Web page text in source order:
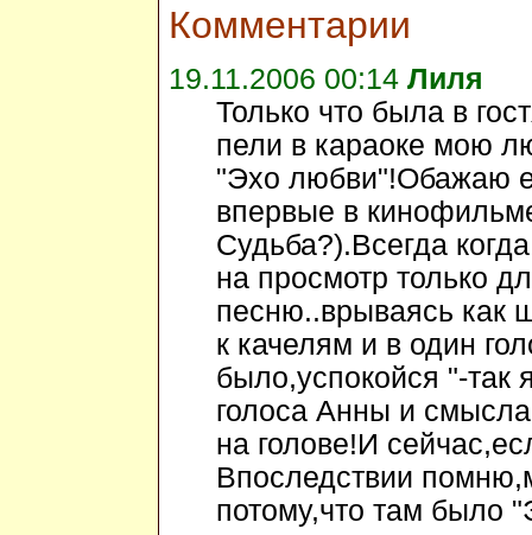
Комментарии
19.11.2006 00:14 Лиля
Только что была в
пели в караоке мою
"Эхо любви"!Обажаю
впервые в
Судьба?).Всегда
на просмотр только
песню..врываясь как
к качелям и в один
было,успокойся "-так
голоса Анны и
на голове!И
Впоследствии
потому,что там было